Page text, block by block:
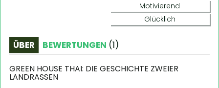
Motivierend
Glücklich
ÜBER BEWERTUNGEN (1)
GREEN HOUSE THAI: DIE GESCHICHTE ZWEIER
LANDRASSEN